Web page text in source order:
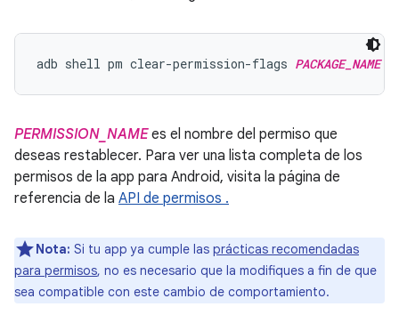
adb shell pm clear-permission-flags PACKAGE_NAME
PERMISSION_NAMEes el nombre del permiso que
deseas restablecer. Para ver una lista completa de los
permisos de la app para Android, visita la página de
referencia de la API de permisos .
Nota: Si tu app ya cumple las prácticas recomendadas
para permisos, no es necesario que la modifiques a fin de que
sea compatible con este cambio de comportamiento.